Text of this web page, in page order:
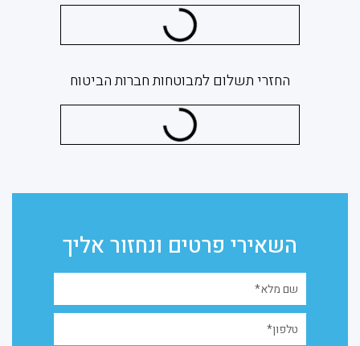
החזרי תשלום למבוטחות חברות הביטוח
השאירי פרטים ונחזור אליך